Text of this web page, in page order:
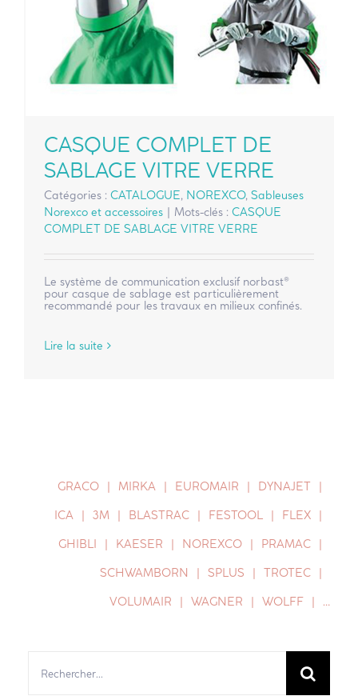
CASQUE COMPLET DE
SABLAGE VITRE VERRE
Catégories : CATALOGUE, NOREXCO, Sableuses
Norexco et accessoires
Mots-clés : CASQUE
COMPLET DE SABLAGE VITRE VERRE
Le système de communication exclusif norbast®
pour casque de sablage est particulièrement
recommandé pour les travaux en milieux confinés.
Lire la suite
GRACO MIRKA EUROMAIR
DYNAJET
ICA
3M BLASTRAC FESTOOL
FLEX
GHIBLI
KAESER NOREXCO
PRAMAC
SCHWAMBORN
SPLUS
TROTEC
VOLUMAIR
WAGNER WOLFF …